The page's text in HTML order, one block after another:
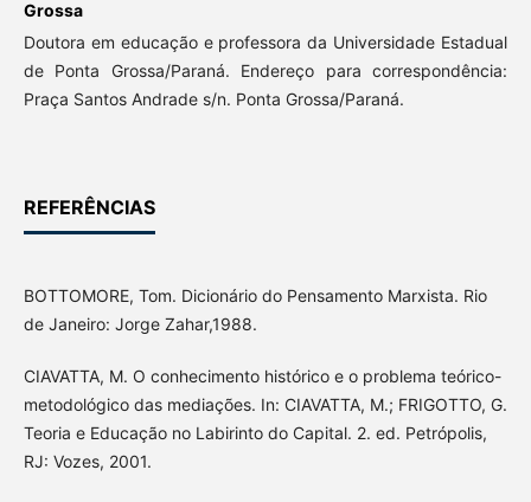
Grossa
Doutora em educação e professora da Universidade Estadual
de Ponta Grossa/Paraná. Endereço para correspondência:
Praça Santos Andrade s/n. Ponta Grossa/Paraná.
REFERÊNCIAS
BOTTOMORE, Tom. Dicionário do Pensamento Marxista. Rio
de Janeiro: Jorge Zahar,1988.
CIAVATTA, M. O conhecimento histórico e o problema teórico-
metodológico das mediações. In: CIAVATTA, M.; FRIGOTTO, G.
Teoria e Educação no Labirinto do Capital. 2. ed. Petrópolis,
RJ: Vozes, 2001.